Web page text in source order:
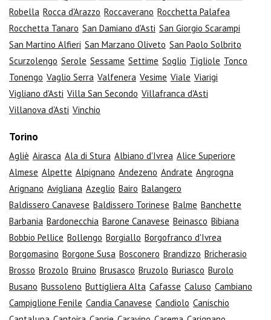
Robella Rocca d'Arazzo Roccaverano Rocchetta Palafea
Rocchetta Tanaro San Damiano d'Asti San Giorgio Scarampi
San Martino Alfieri San Marzano Oliveto San Paolo Solbrito
Scurzolengo Serole Sessame Settime Soglio Tigliole Tonco
Tonengo Vaglio Serra Valfenera Vesime Viale Viarigi
Vigliano d'Asti Villa San Secondo Villafranca d'Asti
Villanova d'Asti Vinchio
Torino
Agliè Airasca Ala di Stura Albiano d'Ivrea Alice Superiore
Almese Alpette Alpignano Andezeno Andrate Angrogna
Arignano Avigliana Azeglio Bairo Balangero
Baldissero Canavese Baldissero Torinese Balme Banchette
Barbania Bardonecchia Barone Canavese Beinasco Bibiana
Bobbio Pellice Bollengo Borgiallo Borgofranco d'Ivrea
Borgomasino Borgone Susa Bosconero Brandizzo Bricherasio
Brosso Brozolo Bruino Brusasco Bruzolo Buriasco Burolo
Busano Bussoleno Buttigliera Alta Cafasse Caluso Cambiano
Campiglione Fenile Candia Canavese Candiolo Canischio